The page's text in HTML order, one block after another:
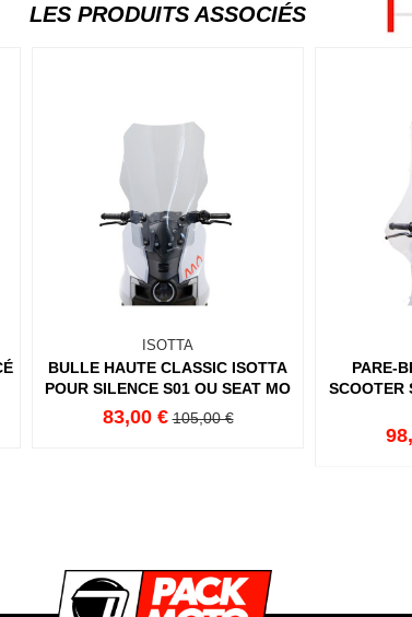
LES PRODUITS ASSOCIÉS
ISOTTA
BULLE HAUTE CLASSIC ISOTTA
POUR SILENCE S01 OU SEAT MO
83,00 € 105,00 €
PARE-
SCOOTER